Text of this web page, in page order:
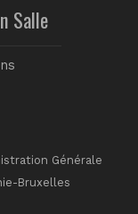
Salle
Générale
Bruxelles